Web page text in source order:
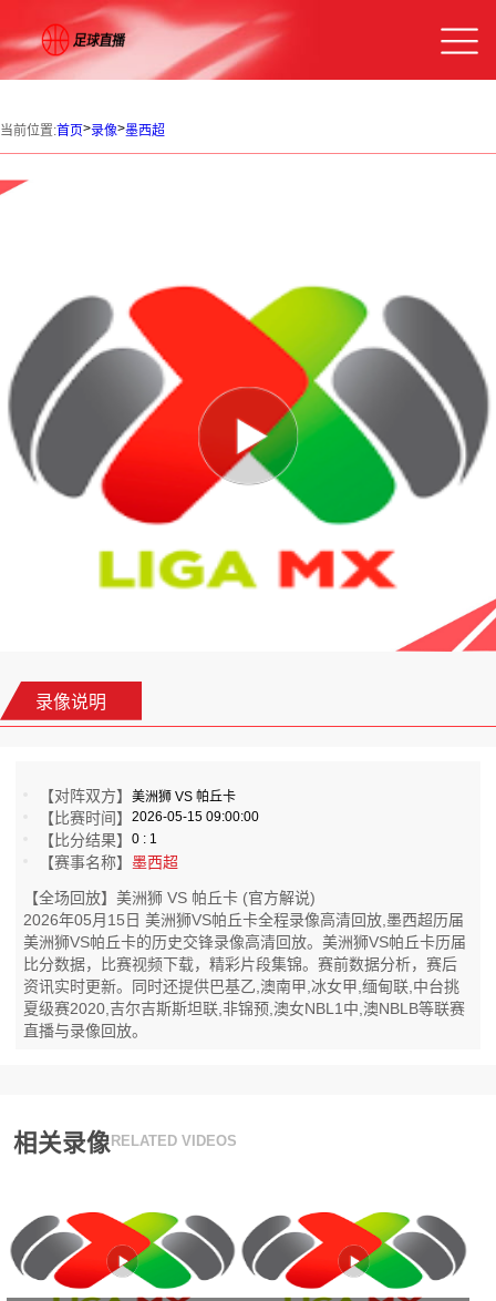
当前位置:首页>录像>墨西超
录像说明
【对阵双方】美洲狮 VS 帕丘卡
【比赛时间】2026-05-15 09:00:00
【比分结果】0 : 1
【赛事名称】墨西超
【全场回放】美洲狮 VS 帕丘卡 (官方解说)
2026年05月15日 美洲狮VS帕丘卡全程录像高清回放,墨西超历届
美洲狮VS帕丘卡的历史交锋录像高清回放。美洲狮VS帕丘卡历届
比分数据，比赛视频下载，精彩片段集锦。赛前数据分析，赛后
资讯实时更新。同时还提供巴基乙,澳南甲,冰女甲,缅甸联,中台挑
夏级赛2020,吉尔吉斯斯坦联,非锦预,澳女NBL1中,澳NBLB等联赛
直播与录像回放。
相关录像 RELATED VIDEOS